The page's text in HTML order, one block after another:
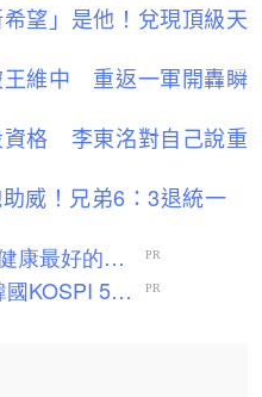
望」是他！兌現頂級天
王維中 重返一軍開轟瞬
資格 李東洺對自己說重
威！兄弟6：3退統一